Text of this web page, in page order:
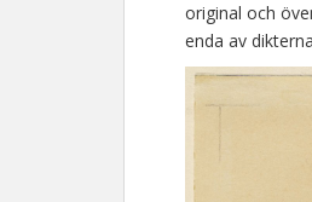
original och
enda av